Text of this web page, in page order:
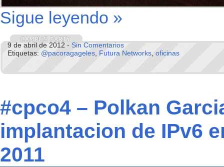
Sigue leyendo »
9 de abril de 2012 - Sin Comentarios
Etiquetas: @pacoragageles, Futura Networks, oficinas
#cpco4 – Polkan
implantacion de IPv6
2011